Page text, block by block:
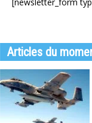
[newsletter_form
Articles du